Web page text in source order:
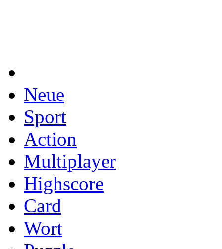
Neue
Sport
Action
Multiplayer
Highscore
Card
Wort